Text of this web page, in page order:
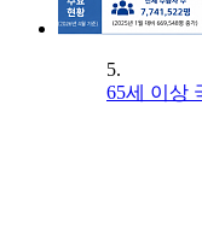
5.
65세 이상